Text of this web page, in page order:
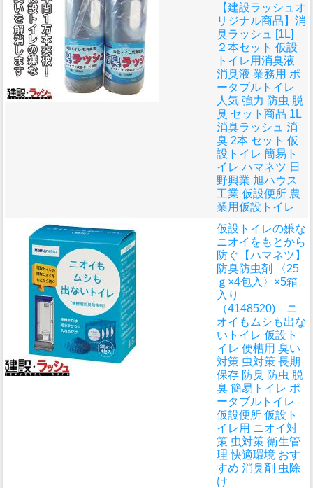
【建設ラッシュオ
リジナル商品】消
臭ラッシュ [1L]
２本セット 仮設
トイレ用消臭液
消臭液 業務用 ポ
ータブルトイレ
人気 強力 防虫 脱
臭 セット商品 1L
消臭ラッシュ 消
臭 2本 セット 仮
設トイレ 簡易ト
イレ ハマネツ 日
野興業 旭ハウス
工業 仮設便所 農
業用仮設トイレ
仮設トイレの嫌な
ニオイをもとから
防ぐ 【ハマネツ】
防臭防虫剤 〈25
ｇ×4包入〉×5箱
入り
（4148520) ニ
オイもムシも出な
いトイレ 仮設ト
イレ 便槽用 臭い
対策 虫対策 長期
保存 防臭 防虫 脱
臭 簡易トイレ ポ
ータブルトイレ
仮設便所 仮設ト
イレ用 ニオイ対
策 虫対策 衛生管
理 快適環境 おす
すめ 消臭剤 虫除
け